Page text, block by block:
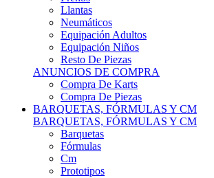
Neumáticos
Equipación Adultos
Equipación Niños
Resto De Piezas
ANUNCIOS DE COMPRA
Compra De Karts
Compra De Piezas
BARQUETAS, FÓRMULAS Y CM
BARQUETAS, FÓRMULAS Y CM
Barquetas
Fórmulas
Cm
Prototipos
Remolques